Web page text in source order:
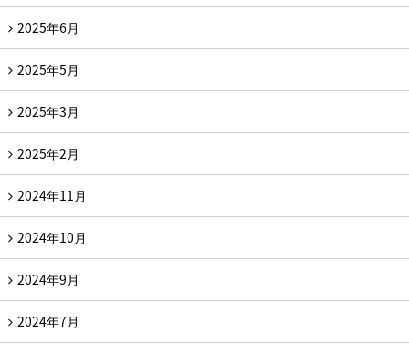
2025年6月
2025年5月
2025年3月
2025年2月
2024年11月
2024年10月
2024年9月
2024年7月